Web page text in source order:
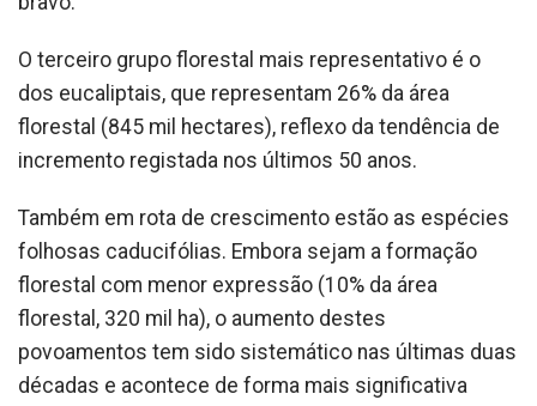
O terceiro grupo florestal mais representativo é o
dos eucaliptais, que representam 26% da área
florestal (845 mil hectares), reflexo da tendência de
incremento registada nos últimos 50 anos.
Também em rota de crescimento estão as espécies
folhosas caducifólias. Embora sejam a formação
florestal com menor expressão (10% da área
florestal, 320 mil ha), o aumento destes
povoamentos tem sido sistemático nas últimas duas
décadas e acontece de forma mais significativa